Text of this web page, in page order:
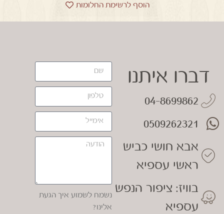
הוסף לרשימת החלומות
דברו איתנו
04-8699862
0509262321
אבא חושי כביש
ראשי עספיא
בוויז: ציפור הנפש
עספיא
נשמח לשמוע איך הגעת
אלינו?